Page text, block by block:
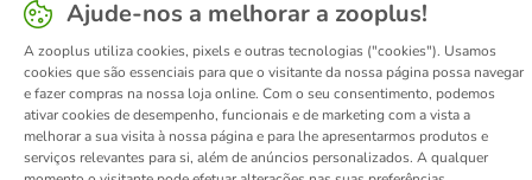
Política de privacidade
Website Corporativo
Declaração de acessibilidade
© zooplus SE2026
Ajude-nos a melhorar a zooplus!
A zooplus utiliza cookies, pixels e outras tecnologias ("cookies"). Usamos
cookies que são essenciais para que o visitante da nossa página possa navegar
e fazer compras na nossa loja online. Com o seu consentimento, podemos
ativar cookies de desempenho, funcionais e de marketing com a vista a
melhorar a sua visita à nossa página e para lhe apresentarmos produtos e
serviços relevantes para si, além de anúncios personalizados. A qualquer